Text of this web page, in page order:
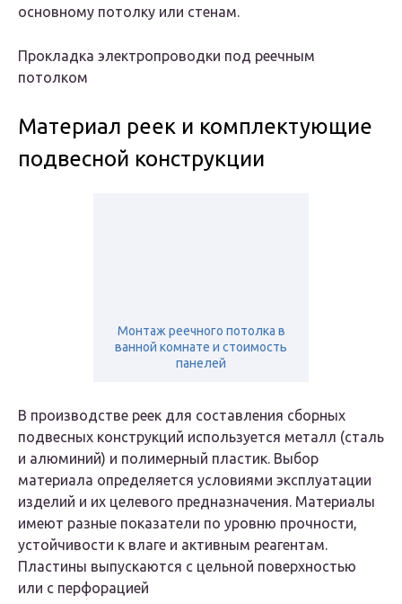
основному потолку или стенам.
Прокладка электропроводки под реечным
потолком
Материал реек и комплектующие
подвесной конструкции
Монтаж реечного потолка в
ванной комнате и стоимость
панелей
В производстве реек для составления сборных
подвесных конструкций используется металл (сталь
и алюминий) и полимерный пластик. Выбор
материала определяется условиями эксплуатации
изделий и их целевого предназначения. Материалы
имеют разные показатели по уровню прочности,
устойчивости к влаге и активным реагентам.
Пластины выпускаются с цельной поверхностью
или с перфорацией